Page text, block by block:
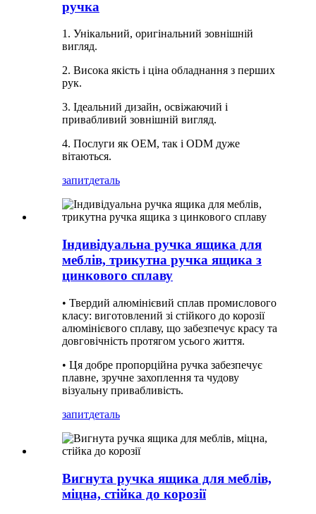
ручка
1. Унікальний, оригінальний зовнішній
вигляд.
2. Висока якість і ціна обладнання з перших
рук.
3. Ідеальний дизайн, освіжаючий і
привабливий зовнішній вигляд.
4. Послуги як OEM, так і ODM дуже
вітаються.
запитдеталь
Індивідуальна ручка ящика для
меблів, трикутна ручка ящика з
цинкового сплаву
• Твердий алюмінієвий сплав промислового
класу: виготовлений зі стійкого до корозії
алюмінієвого сплаву, що забезпечує красу та
довговічність протягом усього життя.
• Ця добре пропорційна ручка забезпечує
плавне, зручне захоплення та чудову
візуальну привабливість.
запитдеталь
Вигнута ручка ящика для меблів,
міцна, стійка до корозії